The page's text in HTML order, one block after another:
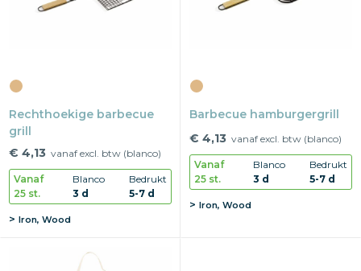
Rechthoekige barbecue
grill
€ 4,13 vanaf excl. btw (blanco)
Vanaf
25 st.
Blanco
3 d
Bedrukt
5-7 d
Iron, Wood
Barbecue hamburgergrill
€ 4,13 vanaf excl. btw (blanco)
Vanaf
25 st.
Blanco
3 d
Bedrukt
5-7 d
Iron, Wood